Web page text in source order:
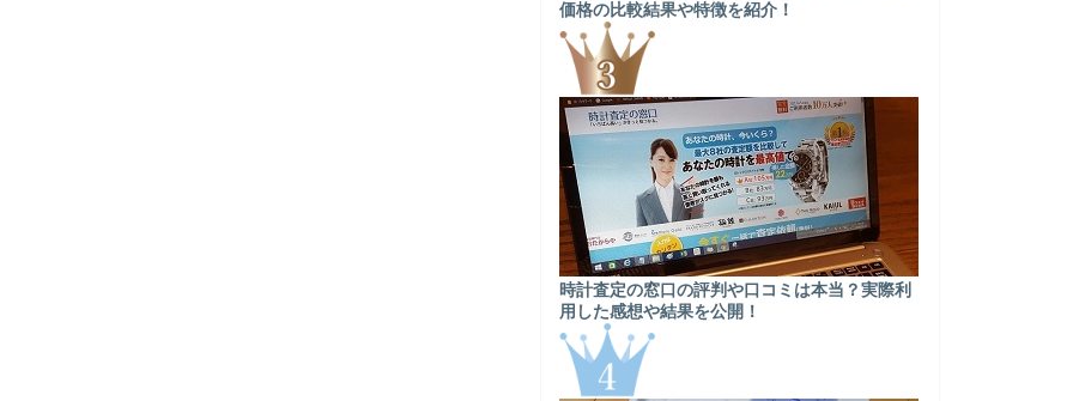
価格の比較結果や特徴を紹介！
時計査定の窓口の評判や口コミは本当？実際利
用した感想や結果を公開！